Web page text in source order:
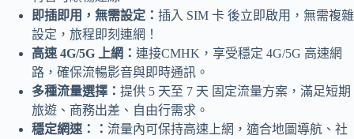
即插即用，無需設定： 插入 SIM 卡 後立即啟用，無需複雜
設定，旅程即刻連網！
高速 4G/5G 上網： 連接CMHK，享受穩定 4G/5G 高速網
路，確保流暢影音與即時通訊。
多種流量選擇： 提供 5 天至 7 天 固定流量方案，滿足短期
旅遊、商務出差、自由行需求。
穩定網速：： 流量內可保持高速上網，適合地圖導航、社